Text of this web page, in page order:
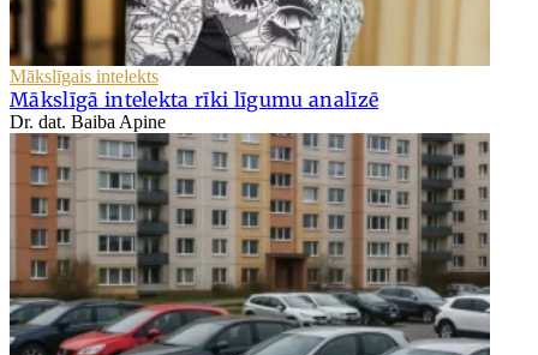
Mākslīgais intelekts
Mākslīgā intelekta rīki līgumu analīzē
Dr. dat. Baiba Apine